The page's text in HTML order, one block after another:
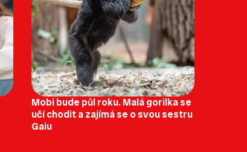
Mobi bude půl roku. Malá gorilka se
učí chodit a zajímá se o svou sestru
Gaiu